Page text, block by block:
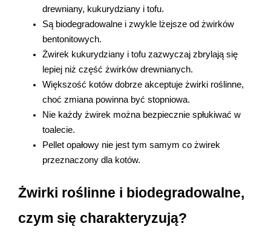
drewniany, kukurydziany i tofu.
Są biodegradowalne i zwykle lżejsze od żwirków
bentonitowych.
Żwirek kukurydziany i tofu zazwyczaj zbrylają się
lepiej niż część żwirków drewnianych.
Większość kotów dobrze akceptuje żwirki roślinne,
choć zmiana powinna być stopniowa.
Nie każdy żwirek można bezpiecznie spłukiwać w
toalecie.
Pellet opałowy nie jest tym samym co żwirek
przeznaczony dla kotów.
Żwirki roślinne i biodegradowalne,
czym się charakteryzują?